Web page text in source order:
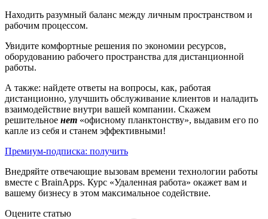
Находить разумный баланс между личным пространством и
рабочим процессом.
Увидите комфортные решения по экономии ресурсов,
оборудованию рабочего пространства для дистанционной
работы.
А также: найдете ответы на вопросы, как, работая
дистанционно, улучшить обслуживание клиентов и наладить
взаимодействие внутри вашей компании. Скажем
решительное нет «офисному планктонству», выдавим его по
капле из себя и станем эффективными!
Премиум-подписка: получить
Внедряйте отвечающие вызовам времени технологии работы
вместе с BrainApps. Курс «Удаленная работа» окажет вам и
вашему бизнесу в этом максимальное содействие.
Оцените статью